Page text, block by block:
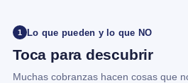
1 Lo que pueden y lo que NO
Toca para descubrir
Muchas cobranzas hacen cosas que